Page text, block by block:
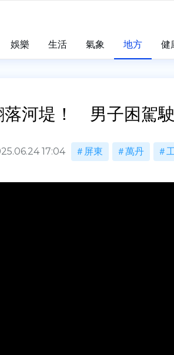
娛樂 生活 氣象 地方 健
落河堤！ 男子困駕
17:04 屏東 萬丹